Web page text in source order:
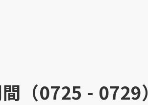
（0725 - 0729）